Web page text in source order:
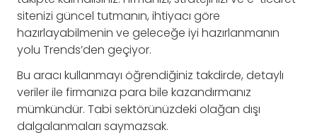
sitenizi güncel tutmanın, ihtiyacı göre
hazırlayabilmenin ve geleceğe iyi hazırlanmanın
yolu Trends’den geçiyor.
Bu aracı kullanmayı öğrendiğiniz takdirde, detaylı
veriler ile firmanıza para bile kazandırmanız
mümkündür. Tabi sektörünüzdeki olağan dışı
dalgalanmaları saymazsak.